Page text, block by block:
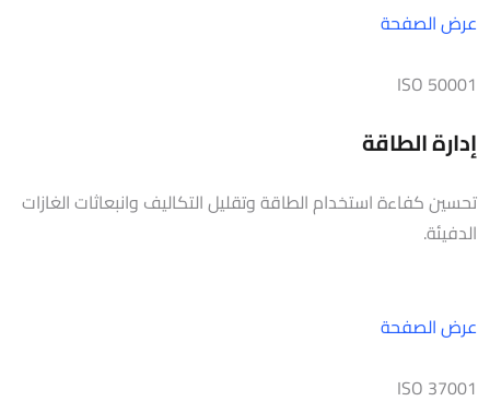
عرض الصفحة
ISO 50001
إدارة الطاقة
تحسين كفاءة استخدام الطاقة وتقليل التكاليف وانبعاثات الغازات
الدفيئة.
عرض الصفحة
ISO 37001